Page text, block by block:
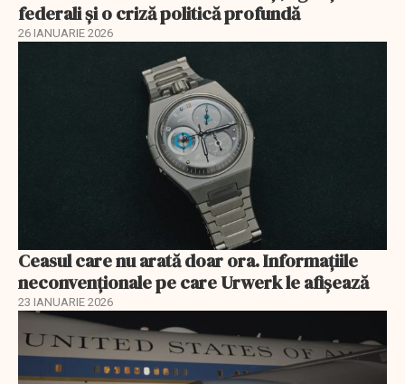
federali și o criză politică profundă
26 IANUARIE 2026
Ceasul care nu arată doar ora. Informațiile
neconvenționale pe care Urwerk le afișează
23 IANUARIE 2026